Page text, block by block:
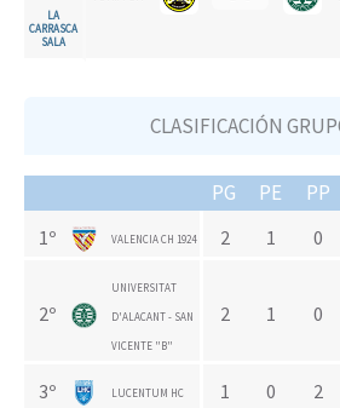
LA
CARRASCA
SALA
CLASIFICACIÓN
PG PE PP
1º VALENCIA CH 1924 2 1 0
2º
UNIVERSITAT
D'ALACANT - SAN
VICENTE "B"
2 1 0
3º LUCENTUM HC 1 0 2